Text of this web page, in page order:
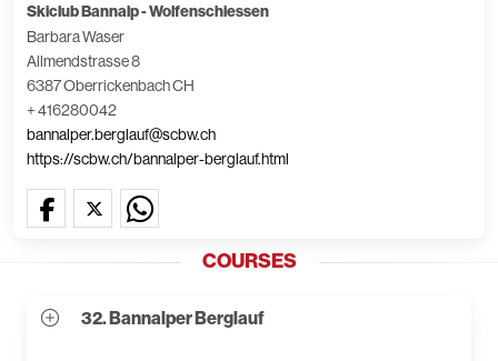
Skiclub Bannalp - Wolfenschiessen
Barbara Waser
Allmendstrasse 8
6387 Oberrickenbach CH
+ 416280042
bannalper.berglauf@scbw.ch
https://scbw.ch/bannalper-berglauf.html
COURSES
32. Bannalper Berglauf